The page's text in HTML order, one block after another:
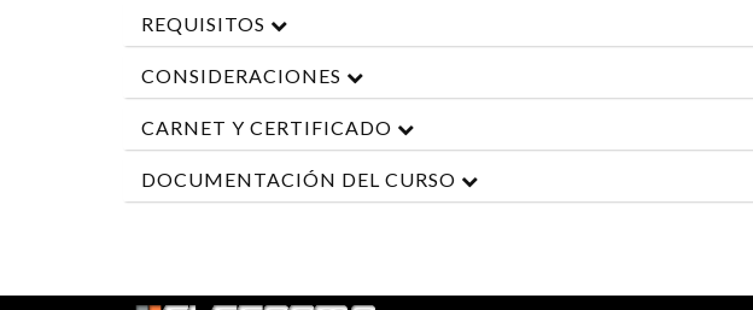
REQUISITOS
CONSIDERACIONES
CARNET Y CERTIFICADO
DOCUMENTACIÓN DEL CURSO